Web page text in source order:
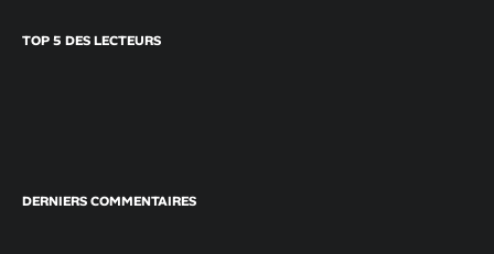
TOP 5 DES LECTEURS
DERNIERS COMMENTAIRES